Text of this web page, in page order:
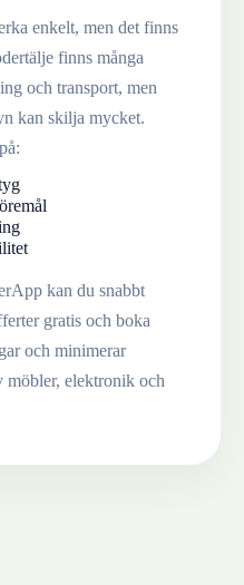
enkelt, men det finns
finns många
och transport, men
kan skilja mycket.
kan du snabbt
gratis och boka
och minimerar
möbler, elektronik och